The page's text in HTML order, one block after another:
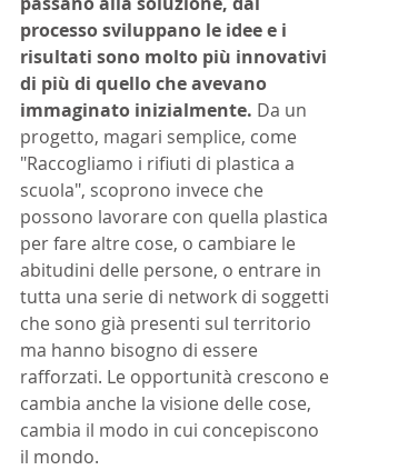
processo sviluppano le idee e i
risultati sono molto più innovativi
di più di quello che avevano
immaginato inizialmente. Da un
progetto, magari semplice, come
"Raccogliamo i rifiuti di plastica a
scuola", scoprono invece che
possono lavorare con quella plastica
per fare altre cose, o cambiare le
abitudini delle persone, o entrare in
tutta una serie di network di soggetti
che sono già presenti sul territorio
ma hanno bisogno di essere
rafforzati. Le opportunità crescono e
cambia anche la visione delle cose,
cambia il modo in cui concepiscono
il mondo.